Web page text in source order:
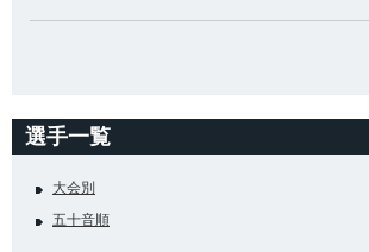
選手一覧
大会別
五十音順